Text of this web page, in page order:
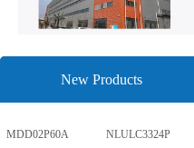
New Products
MDD02P60A NLULC3324P